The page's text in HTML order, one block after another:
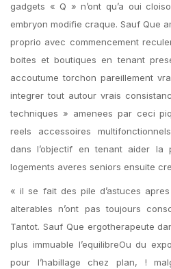
gadgets « Q » n’ont qu’a oui
embryon modifie craque. Sauf Que
proprio avec commencement
boites et boutiques en tenant
accoutume torchon pareillement
integrer tout autour vrais
techniques » amenees par ceci
reels accessoires
dans l’objectif en tenant aider la
logements averes seniors ensuite
« il se fait des pile d’astuces
alterables n’ont pas toujours
Tantot. Sauf Que ergotherapeute
plus immuable l’equilibreOu du
pour l’habillage chez plan, !